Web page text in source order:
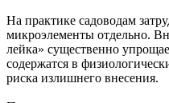
На практике садоводам
микроэлементы отдельно.
лейка» существенно
содержатся в
риска излишнего внесения.